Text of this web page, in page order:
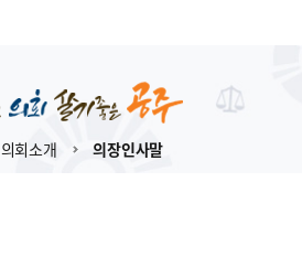
의회소개 의장인사말